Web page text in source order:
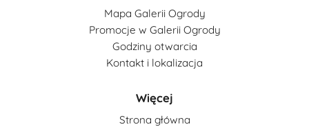
Mapa Galerii Ogrody
Promocje w Galerii Ogrody
Godziny otwarcia
Kontakt i lokalizacja
Więcej
Strona główna